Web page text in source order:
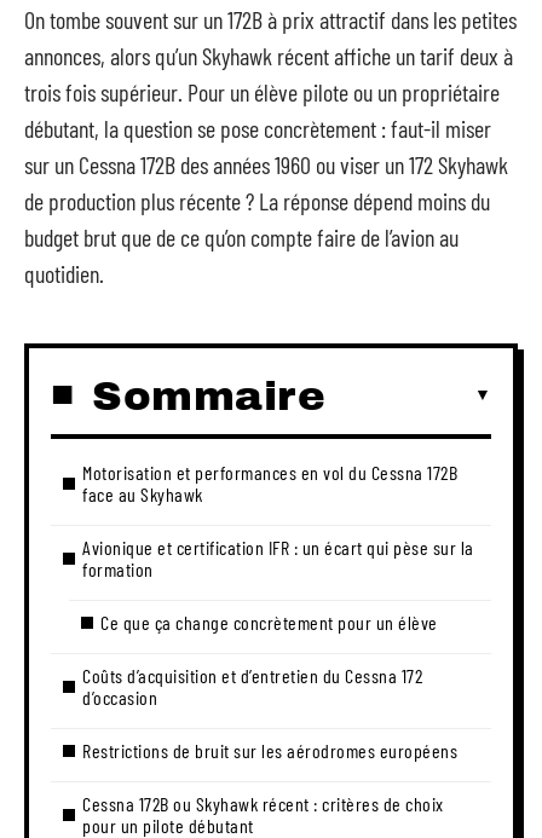
On tombe souvent sur un 172B à prix attractif dans les petites
annonces, alors qu’un Skyhawk récent affiche un tarif deux à
trois fois supérieur. Pour un élève pilote ou un propriétaire
débutant, la question se pose concrètement : faut-il miser
sur un Cessna 172B des années 1960 ou viser un 172 Skyhawk
de production plus récente ? La réponse dépend moins du
budget brut que de ce qu’on compte faire de l’avion au
quotidien.
Sommaire
Motorisation et performances en vol du Cessna 172B
face au Skyhawk
Avionique et certification IFR : un écart qui pèse sur la
formation
Ce que ça change concrètement pour un élève
Coûts d’acquisition et d’entretien du Cessna 172
d’occasion
Restrictions de bruit sur les aérodromes européens
Cessna 172B ou Skyhawk récent : critères de choix
pour un pilote débutant